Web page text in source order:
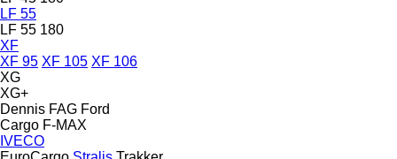
LF 55
LF 55 180
XF
XF 95 XF 105 XF 106
XG
XG+
Dennis FAG Ford
Cargo F-MAX
IVECO